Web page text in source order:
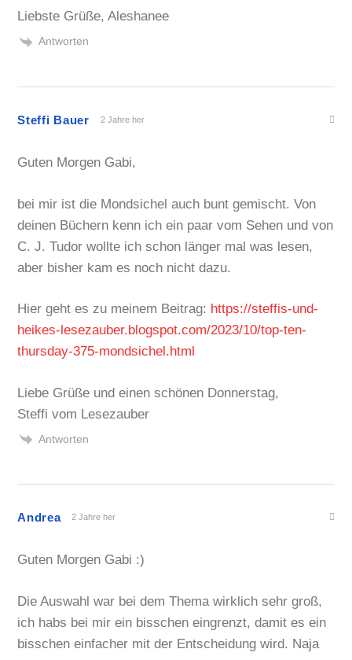
Liebste Grüße, Aleshanee
Antworten
Steffi Bauer 2 Jahre her
Guten Morgen Gabi,
bei mir ist die Mondsichel auch bunt gemischt. Von
deinen Büchern kenn ich ein paar vom Sehen und von
C. J. Tudor wollte ich schon länger mal was lesen,
aber bisher kam es noch nicht dazu.
Hier geht es zu meinem Beitrag: https://steffis-und-
heikes-lesezauber.blogspot.com/2023/10/top-ten-
thursday-375-mondsichel.html
Liebe Grüße und einen schönen Donnerstag,
Steffi vom Lesezauber
Antworten
Andrea 2 Jahre her
Guten Morgen Gabi :)
Die Auswahl war bei dem Thema wirklich sehr groß,
ich habs bei mir ein bisschen eingrenzt, damit es ein
bisschen einfacher mit der Entscheidung wird. Naja